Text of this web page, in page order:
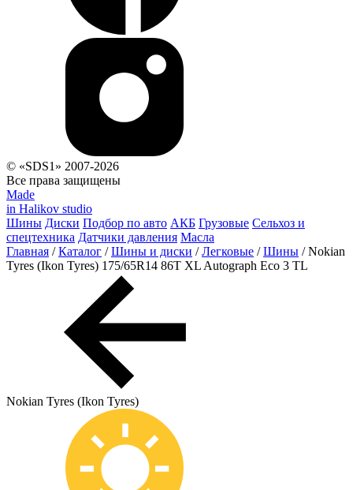
© «SDS1» 2007-2026
Все права защищены
Made
in Halikov studio
Шины Диски Подбор по авто АКБ Грузовые Сельхоз и
спецтехника Датчики давления Масла
Главная / Каталог / Шины и диски / Легковые / Шины / Nokian
Tyres (Ikon Tyres) 175/65R14 86T XL Autograph Eco 3 TL
Nokian Tyres (Ikon Tyres)